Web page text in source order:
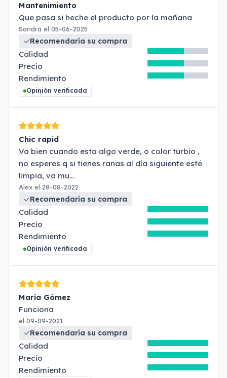
Mantenimiento
Que pasa si heche el producto por la mañana
Sandra el 05-06-2025
Recomendaría su compra
Calidad
Precio
Rendimiento
Opinión verificada
Chic rapid
Va bien cuando esta algo verde, o color turbio ,
no esperes q si tienes ranas al día siguiente esté
limpia, va mu...
Alex el 28-08-2022
Recomendaría su compra
Calidad
Precio
Rendimiento
Opinión verificada
María Gómez
Funciona
el 09-09-2021
Recomendaría su compra
Calidad
Precio
Rendimiento